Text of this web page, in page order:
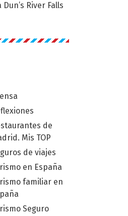
River Falls
de
Mis TOP
de viajes
en España
familiar en
Seguro